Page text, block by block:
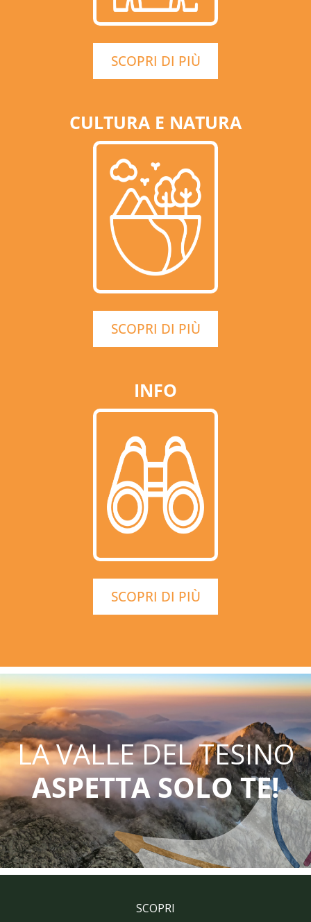
SCOPRI DI PIÙ
CULTURA E NATURA
SCOPRI DI PIÙ
INFO
SCOPRI DI PIÙ
LA VALLE DEL TESINO
ASPETTA SOLO TE!
SCOPRI